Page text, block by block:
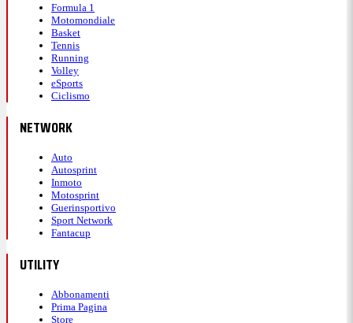
Formula 1
Motomondiale
Basket
Tennis
Running
Volley
eSports
Ciclismo
NETWORK
Auto
Autosprint
Inmoto
Motosprint
Guerinsportivo
Sport Network
Fantacup
UTILITY
Abbonamenti
Prima Pagina
Store